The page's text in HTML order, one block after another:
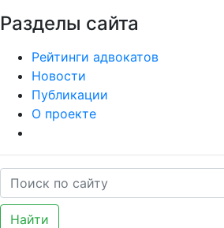
Разделы сайта
Рейтинги адвокатов
Новости
Публикации
О проекте
Найти